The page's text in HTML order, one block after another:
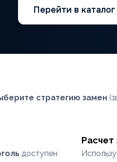
Перейти в каталог
стратегию замен
доступен
Расчет